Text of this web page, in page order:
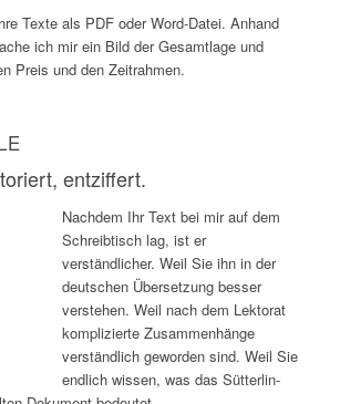
Texte als PDF oder Word-Datei. Anhand
ich mir ein Bild der Gesamtlage und
Preis und den Zeitrahmen.
entziffert.
Nachdem Ihr Text bei mir auf dem
Schreibtisch lag, ist er
verständlicher. Weil Sie ihn in der
deutschen Übersetzung besser
verstehen. Weil nach dem Lektorat
komplizierte Zusammenhänge
verständlich geworden sind. Weil Sie
endlich wissen, was das Sütterlin-